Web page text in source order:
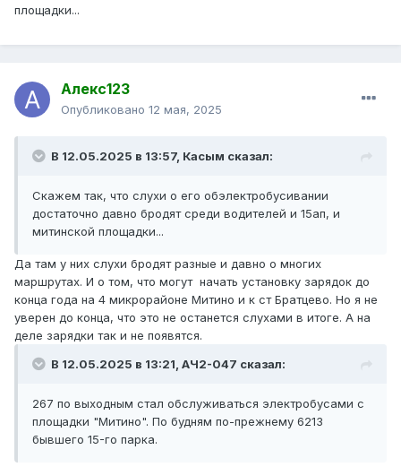
площадки...
Алекс123
Опубликовано 12 мая, 2025
В 12.05.2025 в 13:57, Касым сказал:
Скажем так, что слухи о его обэлектробусивании
достаточно давно бродят среди водителей и 15ап, и
митинской площадки...
Да там у них слухи бродят разные и давно о многих
маршрутах. И о том, что могут начать установку зарядок до
конца года на 4 микрорайоне Митино и к ст Братцево. Но я не
уверен до конца, что это не останется слухами в итоге. А на
деле зарядки так и не появятся.
В 12.05.2025 в 13:21, АЧ2-047 сказал:
267 по выходным стал обслуживаться электробусами с
площадки "Митино". По будням по-прежнему 6213
бывшего 15-го парка.